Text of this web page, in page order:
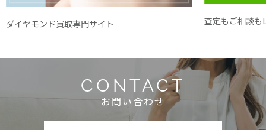
ダイヤモンド買取専門サイト 査定もご相談も
CONTACT
お問い合わせ